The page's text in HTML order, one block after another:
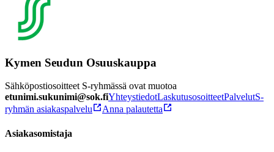
Kymen Seudun Osuuskauppa
Sähköpostiosoitteet S-ryhmässä ovat muotoa
etunimi.sukunimi@sok.fiYhteystiedotLaskutusosoitteetPalvelutS-
ryhmän asiakaspalvelu
Anna palautetta
Asiakasomistaja